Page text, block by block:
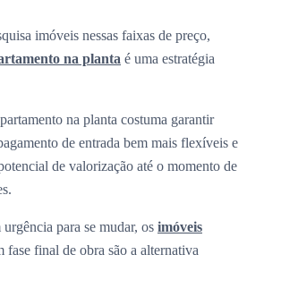
imóveis nessas faixas de preço,
na planta é uma estratégia
na planta costuma garantir
de entrada bem mais flexíveis e
de valorização até o momento de
urgência para se mudar, os imóveis
fase final de obra são a alternativa